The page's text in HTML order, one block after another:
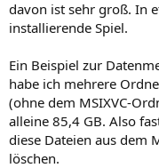
davon ist sehr groß. In
installierende Spiel.
Ein Beispiel zur
habe ich mehrere
(ohne dem MSIXVC-
alleine 85,4 GB. Also
diese Dateien aus dem
löschen.